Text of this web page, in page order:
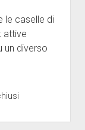
le caselle di
attive
un diverso